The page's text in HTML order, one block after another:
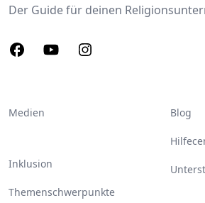
Der Guide für deinen
FacebookYoutubeInstagram
Medien
Inklusion
Themenschwerpunkte
Blog